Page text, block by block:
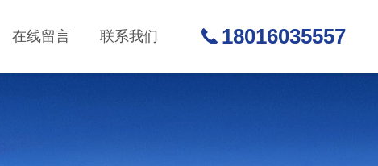
在线留言 联系我们 18016035557